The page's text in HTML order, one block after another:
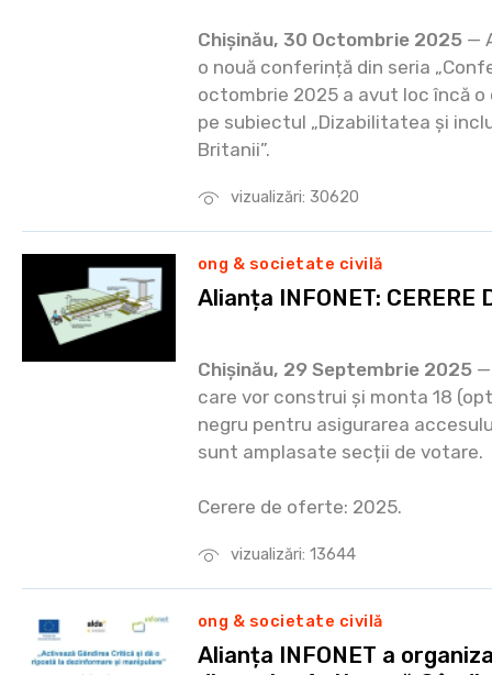
vizualizări: 30620
Chișinău, 30 Octombrie 2025 —
o nouă conferință din seria
octombrie 2025 a avut loc încă
pe subiectul „Dizabilitatea și
Britanii”.
vizualizări: 13644
ong & societate civilă
Alianța INFONET: CERERE
Chișinău, 29 Septembrie 2025
care vor construi și monta 18
negru pentru asigurarea
sunt amplasate secții de votare.
Cerere de oferte: 2025.
ong & societate civilă
Alianța INFONET a